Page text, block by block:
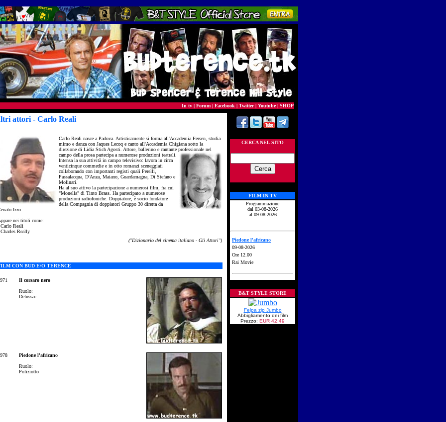
In tv | Forum | Facebook | Twitter| Youtube| SHOP
attori - Carlo Reali
Carlo Reali nasce a Padova. Artisticamente si forma all'Accademia Fersen, studia
mimo e danza con Jaques Lecoq e canto all'Accademia Chigiana sotto la
direzione di Lidia Stich Agosti. Attore, ballerino e cantante professionale nel
campo della prosa partecipa a numerose produzioni teatrali.
Intensa la sua attività in campo televisivo: lavora in circa
venticinque commedie e in otto romanzi sceneggiati
collaborando con importanti registi quali Perelli,
Passalacqua, D'Anza, Maiano, Guardamagna, Di Stefano e
Molinari.
Ha al suo attivo la partecipazione a numerosi film, fra cui
"Monella" di Tinto Brass. Ha partecipato a numerose
produzioni radiofoniche. Doppiatore, è socio fondatore
della Compagnia di doppiatori Gruppo 30 diretta da
Izzo.
nei titoli come:
Reali
Really
("Dizionario del cinema italiano - Gli Attori")
CON BUD E/O TERENCE
Il corsaro nero
Ruolo:
Delussac
Piedone l'africano
Ruolo:
Poliziotto
CERCA NEL SITO
FILM IN TV
Programmazione
dal 03-08-2026
al 09-08-2026
Piedone l'africano
09-08-2026
Ore 12.00
Rai Movie
B&T STYLE STORE
Felpa zip Jumbo
Abbigliamento dei film
Prezzo: EUR 42,49